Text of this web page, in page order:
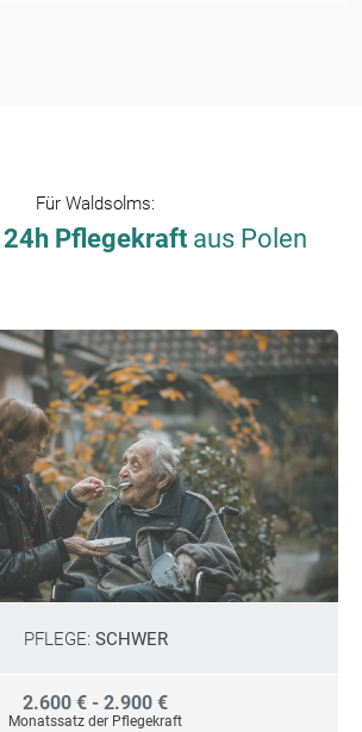
Für Waldsolms:
24h Pflegekraft aus Polen
PFLEGE: SCHWER
2.600 € - 2.900 €
Monatssatz der Pflegekraft